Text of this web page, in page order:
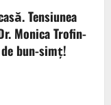
Tensiunea
Monica Trofin-
bun-simț!